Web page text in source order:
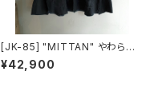
[JK-85] "MITTAN" やわらか
大麻JKT (墨×インディゴ)
¥42,900